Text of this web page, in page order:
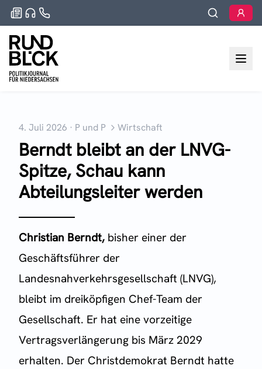
4. Juli 2026 · P und P Wirtschaft
Berndt bleibt an der LNVG-
Spitze, Schau kann
Abteilungsleiter werden
Christian Berndt, bisher einer der
Geschäftsführer der
Landesnahverkehrsgesellschaft (LNVG),
bleibt im dreiköpfigen Chef-Team der
Gesellschaft. Er hat eine vorzeitige
Vertragsverlängerung bis März 2029
erhalten. Der Christdemokrat Berndt hatte